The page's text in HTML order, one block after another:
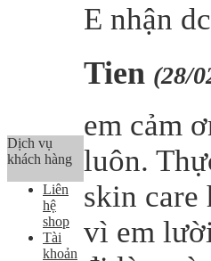
Dịch vụ
khách hàng
Liên
hệ
shop
Tài
khoản
E nhận
Tien (28/
em cảm
luôn.
skin care
vì em